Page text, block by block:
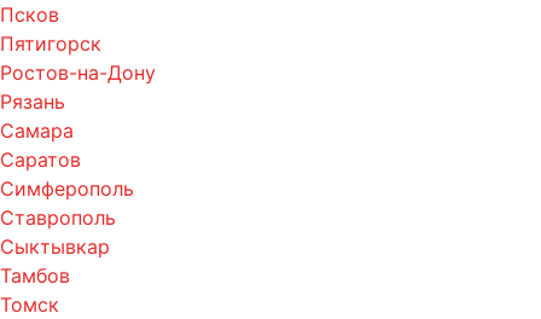
Псков
Пятигорск
Ростов-на-Дону
Рязань
Самара
Саратов
Симферополь
Ставрополь
Сыктывкар
Тамбов
Томск